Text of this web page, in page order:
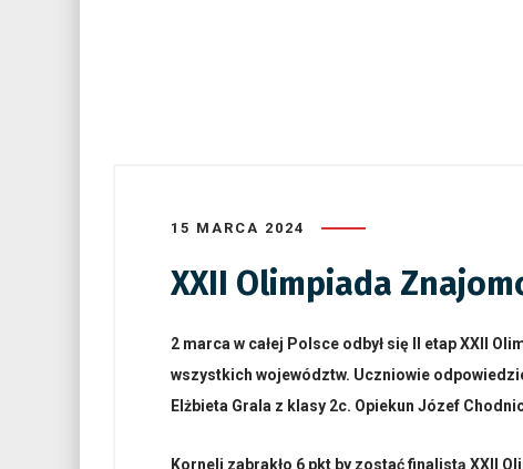
15 MARCA 2024
XXII Olimpiada
2 marca w całej Polsce odbył się II etap XXII
wszystkich województw. Uczniowie
Elżbieta Grala z klasy 2c. Opiekun Józef
Korneli zabrakło 6 pkt by zostać finalistą XXII